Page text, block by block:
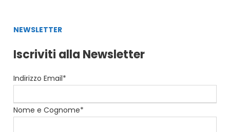
NEWSLETTER
Iscriviti alla Newsletter
Indirizzo Email*
Nome e Cognome*